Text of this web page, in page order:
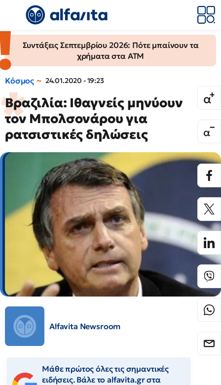
Συντάξεις Σεπτεμβρίου 2026: Πότε μπαίνουν τα
χρήματα στα ΑΤΜ
Κόσμος 24.01.2020 - 19:23
Βραζιλία: Ιθαγνείς μηνύουν
τον Μπολσονάρου για
ρατσιστικές δηλώσεις
Alfavita Newsroom
Μάθε πρώτος όλες τις σημαντικές
ειδήσεις. Βάλε το alfavita.gr στα